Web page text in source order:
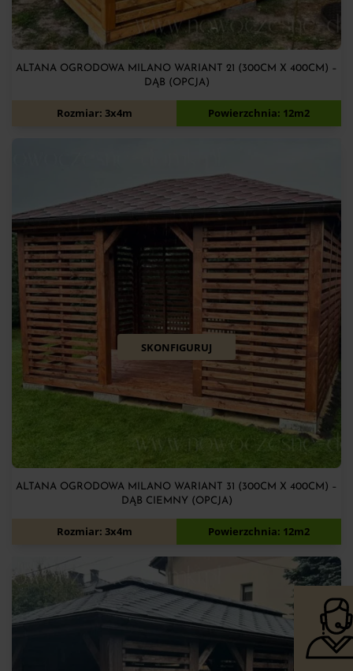
ALTANA OGRODOWA MILANO WARIANT 21 (300CM X 400CM) –
DĄB (OPCJA)
7 100zł
Rozmiar: 3x4m Powierzchnia: 12m2
SKONFIGURUJ
ALTANA OGRODOWA MILANO WARIANT 31 (300CM X 400CM) –
DĄB CIEMNY (OPCJA)
6 500zł
Rozmiar: 3x4m Powierzchnia: 12m2